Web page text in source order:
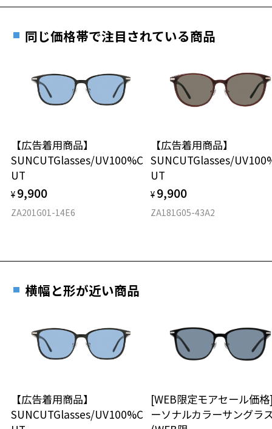
※サングラスの度付きは追加料金がかかります。
※度付きにした場合、元々のレンズ機能、レンズカラーは付きませ
レンズの種類、機能、カラーを再度お選びください。
＜実店舗でサングラスまたはパッケージ商品等のレンズ交換について
をされる場合は、レンズ代金の他に3,300円(税込)の加工賃を追加で頂
戴する場合がございます。
店頭でレンズ交換をされるお客様は、商品発送から6か月以内に、ご購
入した商品本体と発送日がわかる【商品発送メール】を店頭スタッフ
にご提示いだければ、初回に限り加工賃はかかりませんので、必ずス
タッフにご提示ください。
※メガネ：デモレンズを外した重さ
タイプ
材質
フロント素材：French Plastic/TPE
その際は記入用紙をダウンロードしてお使いください。
同じ価格帯で注目されている商品
【広告着用商品】
SUNCUTGlasses/UV100%C
UT
¥ 9,900
ZA201G01-14E6
【広告着用商品】
SUNCUTGlasses/
UT
¥ 9,900
ZA181G05-43A2
横幅と形が近い商品
【広告着用商品】
SUNCUTGlasses/UV100%C
[WEB限定モアセール価
ーソナルカラーサングラ